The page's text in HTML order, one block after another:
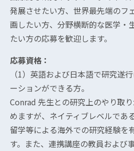
発展させたい方、世界最先端のフ
画したい方、分野横断的な医学・
たい方の応募を歓迎します。
応募資格：
（1）英語および日本語で研究遂
ーションができる方。
Conrad 先生との研究上のやり取
めますが、ネイティブレベルであ
留学等による海外での研究経験を
す。また、連携講座の教員および